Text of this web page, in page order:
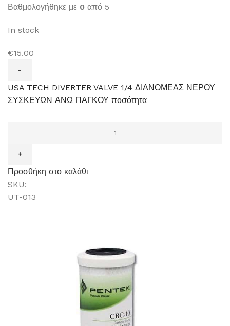
Βαθμολογήθηκε με 0 από 5
In stock
€15.00
USA TECH DIVERTER VALVE 1/4 ΔΙΑΝΟΜΕΑΣ ΝΕΡΟΥ
ΣΥΣΚΕΥΩΝ ΑΝΩ ΠΑΓΚΟΥ ποσότητα
Προσθήκη στο καλάθι
SKU:
UT-013